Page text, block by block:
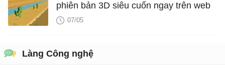
phiên bản 3D siêu cuốn ngay trên web
07/05
Làng Công nghệ